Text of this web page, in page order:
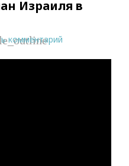
Израиля в
комментарий